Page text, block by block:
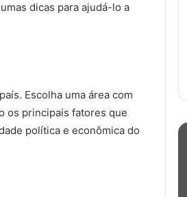
dicas para ajudá-lo a
Escolha uma área com
os principais fatores que
política e econômica do